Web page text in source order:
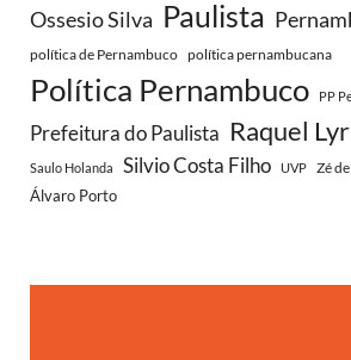
Ossesio Silva Paulista
política de Pernambuco política pernambucana
Política Pernambuco PP
Prefeitura do Paulista Raquel
Saulo Holanda Silvio Costa Filho UVP Zé
Álvaro Porto